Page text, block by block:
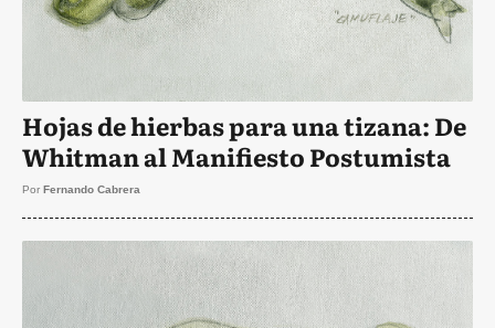
Hojas de hierbas para una tizana: De
Whitman al Manifiesto Postumista
Por Fernando Cabrera